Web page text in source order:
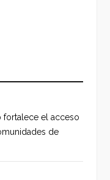
fortalece el acceso
de